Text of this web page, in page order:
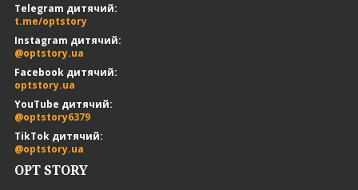
OPT STORY
Telegram дитячий:
t.me/optstory
Instagram дитячий:
@optstory.ua
Facebook дитячий:
optstory.ua
YouTube дитячий:
@optstory6379
TikTok дитячий:
@optstory.ua